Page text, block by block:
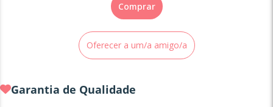
Comprar
Oferecer a um/a amigo/a
Garantia de Qualidade